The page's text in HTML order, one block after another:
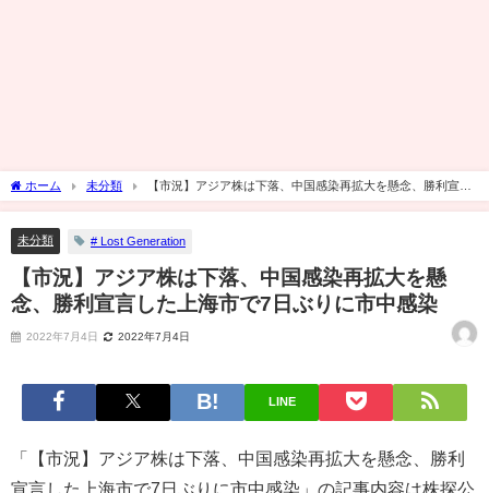
ホーム 未分類
【市況】アジア株は下落、中国感染再拡大を懸念、勝利宣言
した上海市で7日ぶりに市中感染
未分類 # Lost Generation
【市況】アジア株は下落、中国感染再拡大を懸
念、勝利宣言した上海市で7日ぶりに市中感染
2022年7月4日 2022年7月4日
LINE
「【市況】アジア株は下落、中国感染再拡大を懸念、勝利
宣言した上海市で7日ぶりに市中感染」の記事内容は株探公